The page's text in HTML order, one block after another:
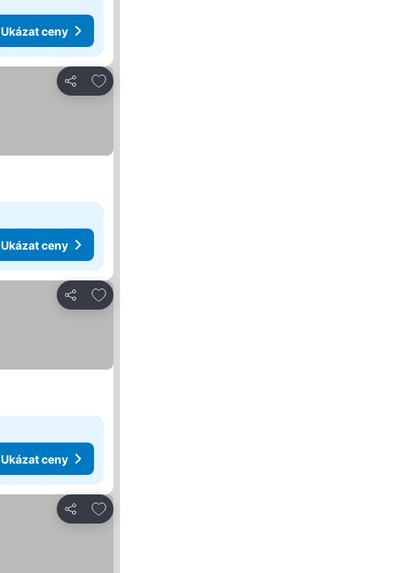
Ukázat ceny
Sdílet
Přidat na seznam oblíbených hotelů
Ukázat ceny
Sdílet
Přidat na seznam oblíbených hotelů
Ukázat ceny
Sdílet
Přidat na seznam oblíbených hotelů